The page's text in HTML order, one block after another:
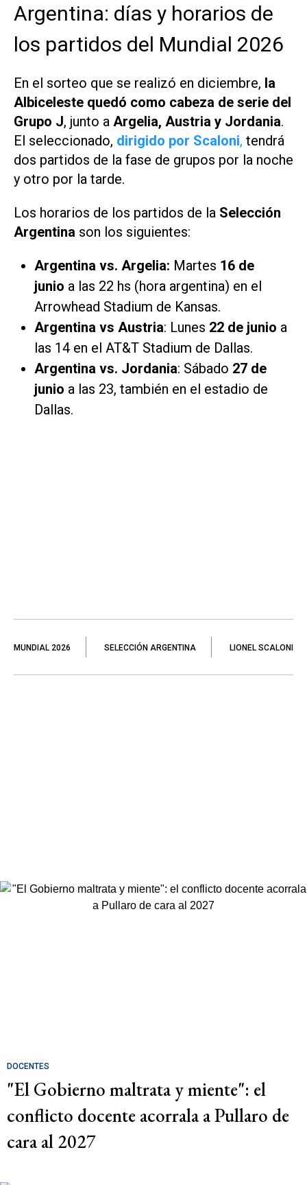
Argentina: días y horarios de
los partidos del Mundial 2026
En el sorteo que se realizó en diciembre, la
Albiceleste quedó como cabeza de serie del
Grupo J, junto a Argelia, Austria y Jordania.
El seleccionado, dirigido por Scaloni, tendrá
dos partidos de la fase de grupos por la noche
y otro por la tarde.
Los horarios de los partidos de la Selección
Argentina son los siguientes:
Argentina vs. Argelia: Martes 16 de
junio a las 22 hs (hora argentina) en el
Arrowhead Stadium de Kansas.
Argentina vs Austria: Lunes 22 de junio a
las 14 en el AT&T Stadium de Dallas.
Argentina ​vs. Jordania: Sábado 27 de
junio a las 23, también en el estadio de
Dallas.
MUNDIAL 2026 SELECCIÓN ARGENTINA LIONEL SCALONI
DOCENTES
"El Gobierno maltrata y miente": el
conflicto docente acorrala a Pullaro de
cara al 2027